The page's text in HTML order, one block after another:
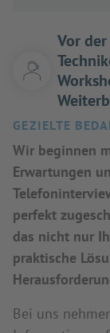
Vor
GEZIELTE
Wir beginnen
Erwartungen
perfekt
das nicht nur
praktische
Bei uns